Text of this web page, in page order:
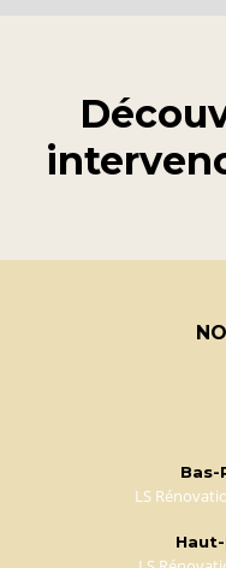
Bas-
LS